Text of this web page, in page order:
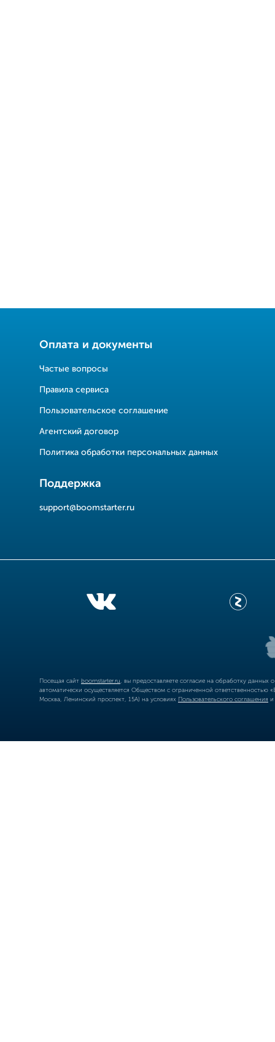
Оплата и документы
Частые вопросы
Правила сервиса
Пользовательское соглашение
Агентский договор
Политика обработки персональных данных
Поддержка
support@boomstarter.ru
Посещая сайт boomstarter.ru , вы предоставляете согласие на обработку
автоматически осуществляется Обществом с ограниченной
Москва, Ленинский проспект, 15А) на условиях Пользовательского соглашения и